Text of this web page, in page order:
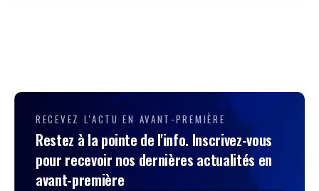
RECEVEZ L'ACTU EN AVANT-PREMIÈRE
Restez à la pointe de l'info. Inscrivez-vous
pour recevoir nos dernières actualités en
avant-première